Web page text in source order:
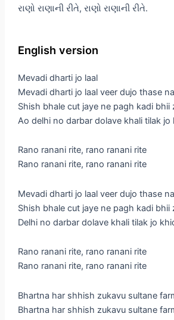
રાણો રાણાની રીતે, રાણો રાણાની રીતે.
English version
Mevadi dharti jo laal
Mevadi dharti jo laal veer dujo thase
Shish bhale cut jaye ne pagh kadi bhii
Ao delhi no darbar dolave khali tilak jo
Rano ranani rite, rano ranani rite
Rano ranani rite, rano ranani rite
Mevadi dharti jo laal veer dujo thase
Shish bhale cut jaye ne pagh kadi bhii
Delhi no darbar dolave khali tilak jo
Rano ranani rite, rano ranani rite
Rano ranani rite, rano ranani rite
Bhartna har shhish zukavu sultane
Bhartna har shhish zukavu sultane